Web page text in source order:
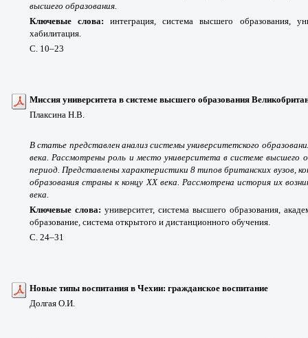
высшего образования.
Ключевые слова:интеграция, система высшего образования,
хабилитация.
С. 10–23
Миссия университета в системе высшего образования
Плаксина Н.В.
В статье представлен анализ системы университетского
века. Рассмотрены роль и место университета в системе высшего
период. Представлены характеристики 8 типов британских вузов,
образования страны к концу XX века. Рассмотрена история их
века.
Ключевые слова: университет, система высшего образования,
образование, система открытого и дистанционного обучения.
С. 24–31
Новые типы воспитания в Чехии: гражданское воспитание
Долгая О.И.